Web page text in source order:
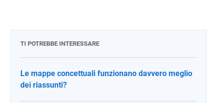
TI POTREBBE INTERESSARE
Le mappe concettuali funzionano davvero meglio
dei riassunti?